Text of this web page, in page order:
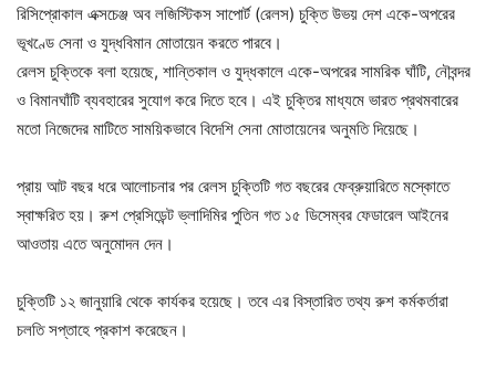
রিসিপ্রোকাল এক্সচেঞ্জ অব লজিস্টিকস সাপোর্ট (রেলস) চুক্তি উভয় দেশ একে-অপরের
ভূখণ্ডে সেনা ও যুদ্ধবিমান মোতায়েন করতে পারবে।
রেলস চুক্তিকে বলা হয়েছে, শান্তিকাল ও যুদ্ধকালে একে-অপরের সামরিক ঘাঁটি, নৌবন্দর
ও বিমানঘাঁটি ব্যবহারের সুযোগ করে দিতে হবে। এই চুক্তির মাধ্যমে ভারত প্রথমবারের
মতো নিজেদের মাটিতে সাময়িকভাবে বিদেশি সেনা মোতায়েনের অনুমতি দিয়েছে।
প্রায় আট বছর ধরে আলোচনার পর রেলস চুক্তিটি গত বছরের ফেব্রুয়ারিতে মস্কোতে
স্বাক্ষরিত হয়। রুশ প্রেসিডেন্ট ভ্লাদিমির পুতিন গত ১৫ ডিসেম্বর ফেডারেল আইনের
আওতায় এতে অনুমোদন দেন।
চুক্তিটি ১২ জানুয়ারি থেকে কার্যকর হয়েছে। তবে এর বিস্তারিত তথ্য রুশ কর্মকর্তারা
চলতি সপ্তাহে প্রকাশ করেছেন।